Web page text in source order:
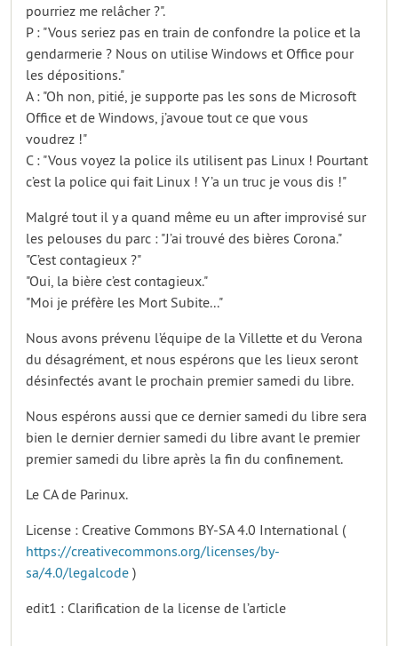
pourriez me relâcher ?".
P : "Vous seriez pas en train de confondre la police et la
gendarmerie ? Nous on utilise Windows et Office pour
les dépositions."
A : "Oh non, pitié, je supporte pas les sons de Microsoft
Office et de Windows, j’avoue tout ce que vous
voudrez !"
C : "Vous voyez la police ils utilisent pas Linux ! Pourtant
c’est la police qui fait Linux ! Y’a un truc je vous dis !"
Malgré tout il y a quand même eu un after improvisé sur
les pelouses du parc : "J’ai trouvé des bières Corona."
"C’est contagieux ?"
"Oui, la bière c’est contagieux."
"Moi je préfère les Mort Subite..."
Nous avons prévenu l’équipe de la Villette et du Verona
du désagrément, et nous espérons que les lieux seront
désinfectés avant le prochain premier samedi du libre.
Nous espérons aussi que ce dernier samedi du libre sera
bien le dernier dernier samedi du libre avant le premier
premier samedi du libre après la fin du confinement.
Le CA de Parinux.
License : Creative Commons BY-SA 4.0 International (
https://creativecommons.org/licenses/by-
sa/4.0/legalcode )
edit1 : Clarification de la license de l’article